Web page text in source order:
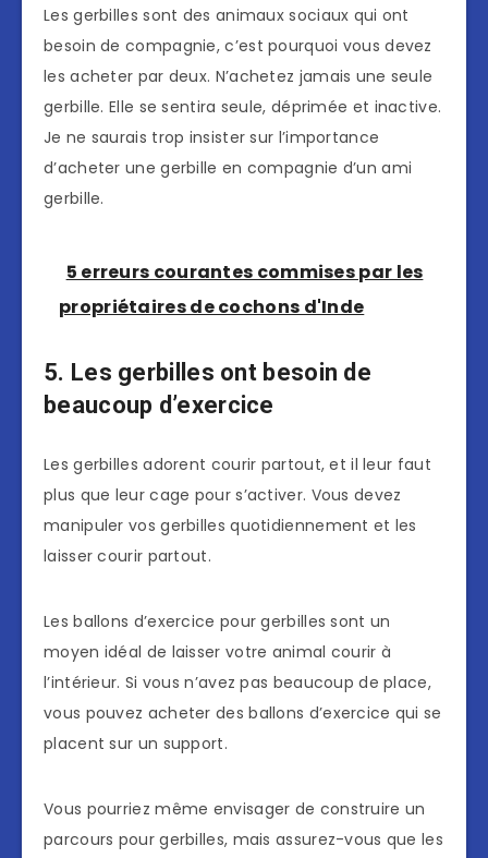
Les gerbilles sont des animaux sociaux qui ont
besoin de compagnie, c’est pourquoi vous devez
les acheter par deux. N’achetez jamais une seule
gerbille. Elle se sentira seule, déprimée et inactive.
Je ne saurais trop insister sur l’importance
d’acheter une gerbille en compagnie d’un ami
gerbille.
5 erreurs courantes commises par les
propriétaires de cochons d'Inde
5. Les gerbilles ont besoin de
beaucoup d’exercice
Les gerbilles adorent courir partout, et il leur faut
plus que leur cage pour s’activer. Vous devez
manipuler vos gerbilles quotidiennement et les
laisser courir partout.
Les ballons d’exercice pour gerbilles sont un
moyen idéal de laisser votre animal courir à
l’intérieur. Si vous n’avez pas beaucoup de place,
vous pouvez acheter des ballons d’exercice qui se
placent sur un support.
Vous pourriez même envisager de construire un
parcours pour gerbilles, mais assurez-vous que les